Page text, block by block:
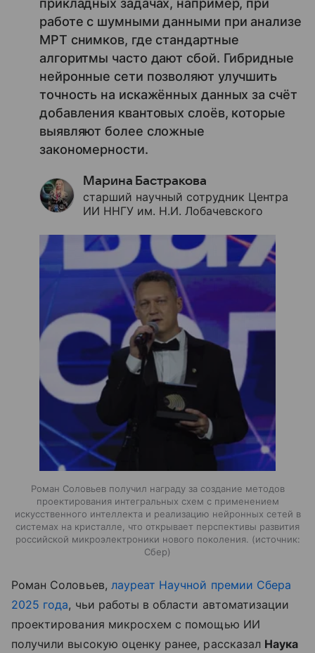
прикладных задачах, например, при
работе с шумными данными при анализе
МРТ снимков, где стандартные
алгоритмы часто дают сбой. Гибридные
нейронные сети позволяют улучшить
точность на искажённых данных за счёт
добавления квантовых слоёв, которые
выявляют более сложные
закономерности.
Марина Бастракова
старший научный сотрудник Центра
ИИ ННГУ им. Н.И. Лобачевского
Роман Соловьев получил награду за создание методов
проектирования интегральных схем с применением
искусственного интеллекта и реализацию нейронных сетей в
системах на кристалле, что открывает перспективы развития
российской микроэлектроники нового поколения.
источник:
Сбер
Роман Соловьев, лауреат Научной премии Сбера
2025 года, чьи работы в области автоматизации
проектирования микросхем с помощью ИИ
получили высокую оценку ранее, рассказал Наука